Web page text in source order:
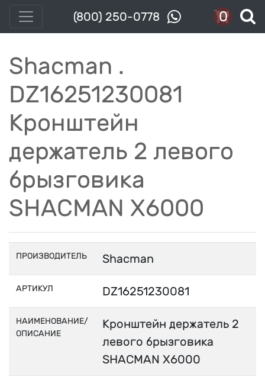
(800) 250-0778 0
Shacman .
DZ16251230081
Кронштейн
держатель 2 левого
брызговика
SHACMAN X6000
ПРОИЗВОДИТЕЛЬ Shacman
АРТИКУЛ DZ16251230081
НАИМЕНОВАНИЕ/
ОПИСАНИЕ
Кронштейн держатель 2
левого брызговика
SHACMAN X6000